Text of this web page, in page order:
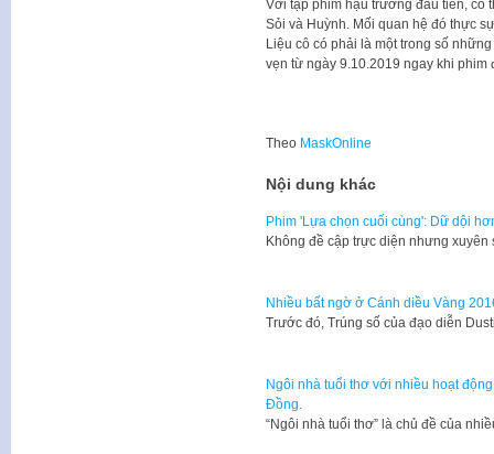
Với tập phim hậu trường đầu tiên, có
Sỏi và Huỳnh. Mối quan hệ đó thực
Liệu cô có phải là một trong số
vẹn từ ngày 9.10.2019 ngay khi
Theo MaskOnline
Nội dung khác
Phim 'Lựa chọn cuối cùng': Dữ dội
Không đề cập trực diện nhưng
Nhiều bất ngờ ở Cánh diều Vàng
Trước đó, Trúng số của đạo diễn
Ngôi nhà tuổi thơ với nhiều hoạt
Đồng.
“Ngôi nhà tuổi thơ” là chủ đề của